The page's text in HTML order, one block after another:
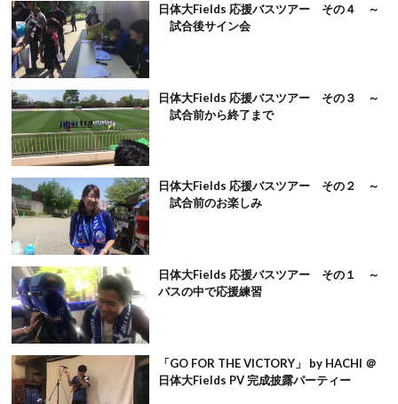
日体大Fields 応援バスツアー その４ ～
試合後サイン会
日体大Fields 応援バスツアー その３ ～
試合前から終了まで
日体大Fields 応援バスツアー その２ ～
試合前のお楽しみ
日体大Fields 応援バスツアー その１ ～
バスの中で応援練習
「GO FOR THE VICTORY」 by HACHI ＠
日体大Fields PV 完成披露パーティー